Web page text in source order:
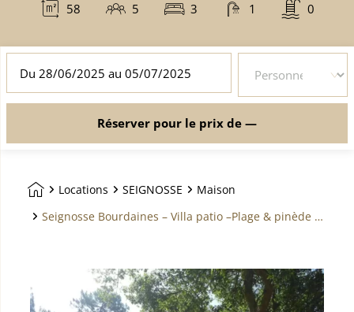
58
mètres
carré
5
personnes
3
lits 1
salles
de
0
piscine
*
*
OBLIGATOIRE)
Réserver pour le prix de —
Aller sur la page d'accueil
Locations SEIGNOSSE
Maison
Seignosse Bourdaines – Villa patio –Plage & pinède à pieds – idéal famille